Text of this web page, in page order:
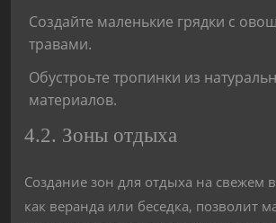
Создайте маленькие грядки с
травами.
Обустроьте тропинки из
материалов.
4.2. Зоны отдыха
Создание зон для отдыха на свежем
как веранда или беседка, позволит